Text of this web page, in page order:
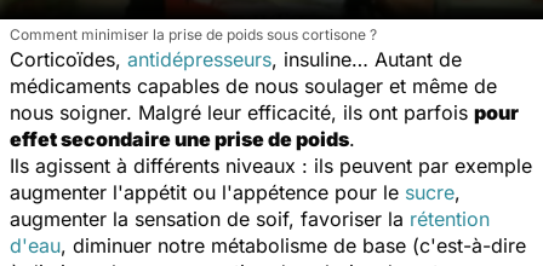
Comment minimiser la prise de poids sous cortisone ?
Corticoïdes, antidépresseurs, insuline… Autant de
médicaments capables de nous soulager et même de
nous soigner. Malgré leur efficacité, ils ont parfois pour
effet secondaire une prise de poids.
Ils agissent à différents niveaux : ils peuvent par exemple
augmenter l'appétit ou l'appétence pour le sucre,
augmenter la sensation de soif, favoriser la rétention
d'eau, diminuer notre métabolisme de base (c'est-à-dire